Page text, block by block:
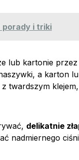
porady i triki
lub kartonie
a karton
twardszym
delikatnie
nadmiernego